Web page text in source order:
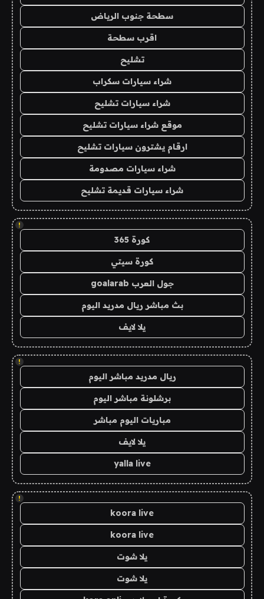
سطحة جنوب الرياض
اقرب سطحة
تشليح
شراء سيارات سكراب
شراء سيارات تشليح
موقع شراء سيارات تشليح
ارقام يشترون سيارات تشليح
شراء سيارات مصدومة
شراء سيارات قديمة تشليح
!
كورة 365
كورة سيتي
جول العرب goalarab
بث مباشر ريال مدريد اليوم
يلا لايف
!
ريال مدريد مباشر اليوم
برشلونة مباشر اليوم
مباريات اليوم مباشر
يلا لايف
yalla live
!
koora live
koora live
يلا شوت
يلا شوت